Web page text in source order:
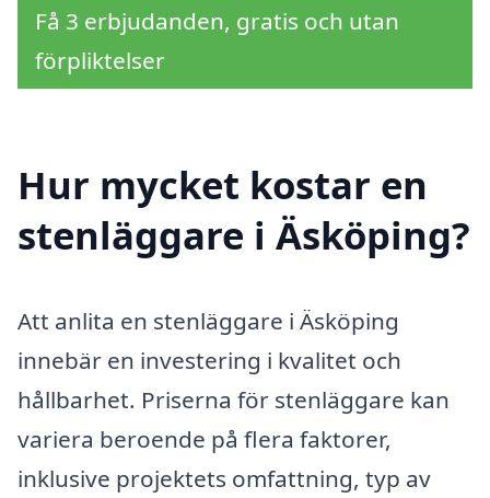
Få 3 erbjudanden, gratis och utan
förpliktelser
Hur mycket kostar en
stenläggare i Äsköping?
Att anlita en stenläggare i Äsköping
innebär en investering i kvalitet och
hållbarhet. Priserna för stenläggare kan
variera beroende på flera faktorer,
inklusive projektets omfattning, typ av